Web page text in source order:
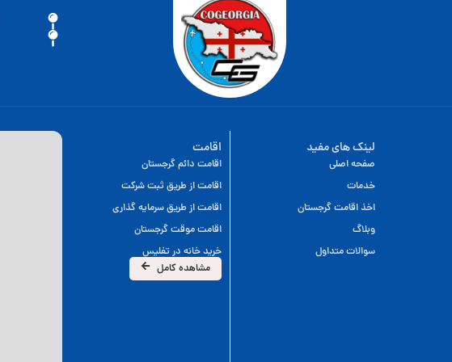
اقامت
اقامت دائم گرجستان
اقامت از طریق ثبت شرکت
اقامت از طریق سرمایه گذاری
اقامت موقت گرجستان
خرید خانه در تفلیس
مشاهده کامل
لینک های مفید
صفحه اصلی
خدمات
اخذ اقامت گرجستان
وبلاگ
سوالات متداول